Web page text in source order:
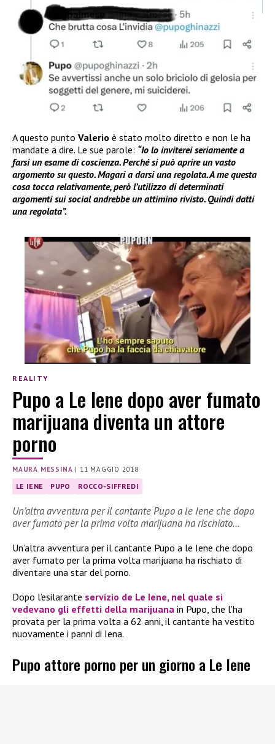
A questo punto Valerio è stato molto diretto e non le ha
mandate a dire. Le sue parole: “Io lo inviterei seriamente a
farsi un esame di coscienza. Perché si può aprire un vasto
argomento su questo. Magari a darsi una regolata. A me questa
cosa tocca relativamente, però l’utilizzo di determinati
argomenti sui social andrebbe un attimino rivisto. Quindi datti
una regolata”.
REALITY
Pupo a Le Iene dopo aver fumato
marijuana diventa un attore
porno
MAURA MESSINA | 11 MAGGIO 2018
LE IENE PUPO ROCCO-SIFFREDI
Un’altra avventura per il cantante Pupo a le Iene che dopo
aver fumato per la prima volta marijuana ha rischiato…
Un’altra avventura per il cantante Pupo a le Iene che dopo
aver fumato per la prima volta marijuana ha rischiato di
diventare una star del porno.
Dopo l’esilarante servizio de Le Iene, nel quale si
vedevano gli effetti della marijuana in Pupo, che l’ha
provata per la prima volta a 62 anni, il cantante ha vestito
nuovamente i panni di Iena.
Pupo attore porno per un giorno a Le Iene